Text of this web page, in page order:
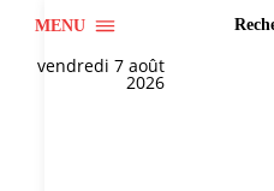
MENU
vendredi 7 août
2026